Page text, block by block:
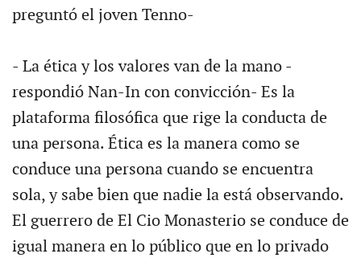
preguntó el joven Tenno-
- La ética y los valores van de la mano -
respondió Nan-In con convicción- Es la
plataforma filosófica que rige la conducta de
una persona. Ética es la manera como se
conduce una persona cuando se encuentra
sola, y sabe bien que nadie la está observando.
El guerrero de El Cio Monasterio se conduce de
igual manera en lo público que en lo privado